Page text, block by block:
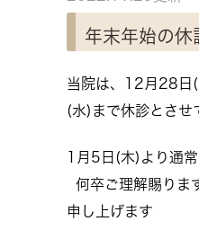
年末年始の休
当院は、12月28
(水)まで休診とさせ
1月5日(木)より通常
何卒ご理解賜りま
申し上げます